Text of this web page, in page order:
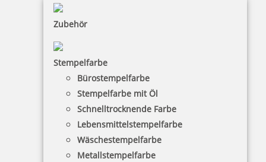
Zubehör
Stempelfarbe
Bürostempelfarbe
Stempelfarbe mit Öl
Schnelltrocknende Farbe
Lebensmittelstempelfarbe
Wäschestempelfarbe
Metallstempelfarbe
Jetzt gestalten
Arztstempel mit Text und Motiv Aesculapstab